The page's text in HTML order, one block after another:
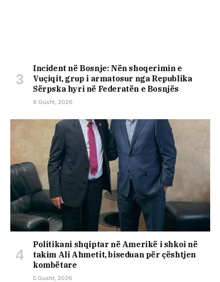
Incident në Bosnje: Nën shoqerimin e
Vuçiqit, grup i armatosur nga Republika
Sërpska hyri në Federatën e Bosnjës
6 Gusht, 2026
Politikani shqiptar në Amerikë i shkoi në
takim Ali Ahmetit, biseduan për çështjen
kombëtare
5 Gusht, 2026